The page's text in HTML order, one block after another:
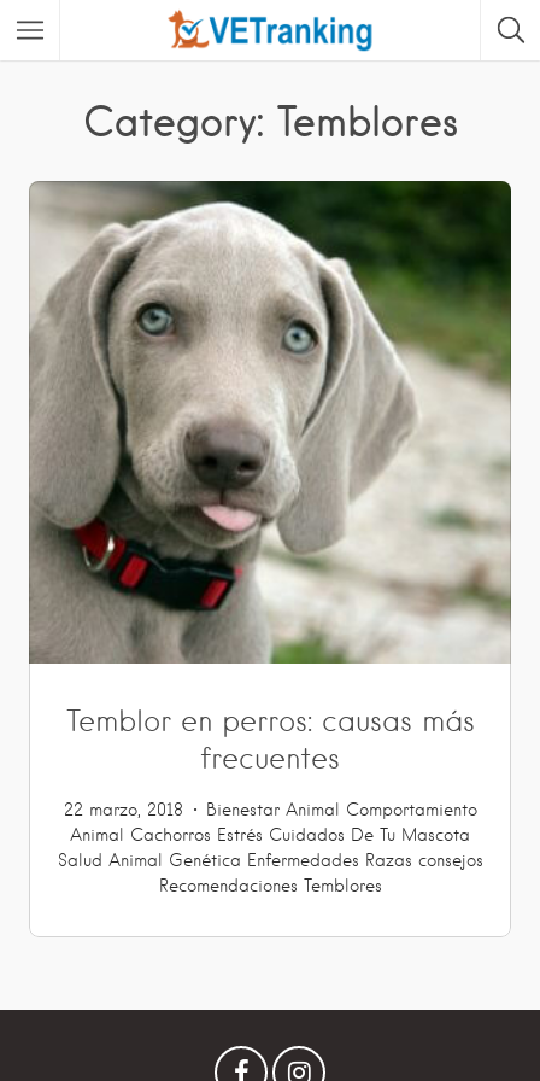
Category: Temblores
Temblor en perros: causas más
frecuentes
22 marzo, 2018 Bienestar Animal
Comportamiento
Animal
Cachorros Estrés Cuidados De Tu Mascota
Salud Animal
Genética Enfermedades Razas consejos
Recomendaciones Temblores